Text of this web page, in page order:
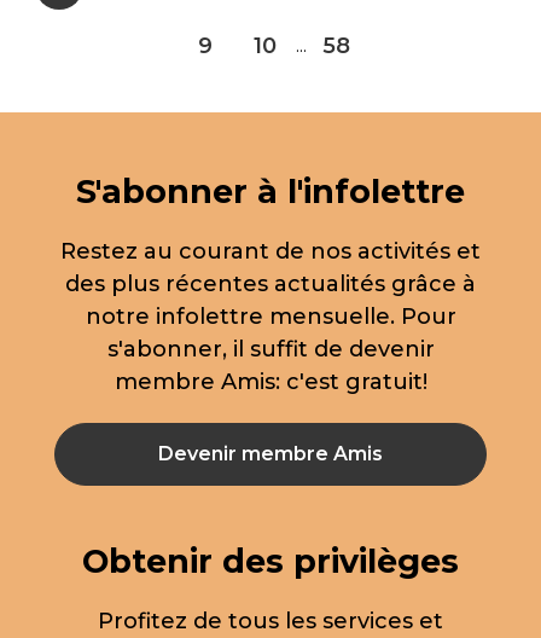
9 10 ... 58
S'abonner à l'infolettre
Restez au courant de nos activités et
des plus récentes actualités grâce à
notre infolettre mensuelle. Pour
s'abonner, il suffit de devenir
membre Amis: c'est gratuit!
Devenir membre Amis
Obtenir des privilèges
Profitez de tous les services et